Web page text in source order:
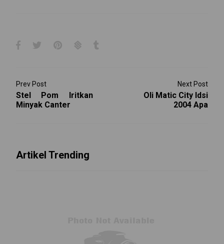
Prev Post
Stel Pom Iritkan
Minyak Canter
Next Post
Oli Matic City Idsi
2004 Apa
Artikel Trending